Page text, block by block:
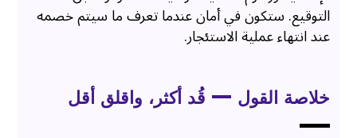
التوقيع. ستكون في أمان عندما تعرف ما سيتم خصمه
عند انتهاء عملية الاستئجار.
خلاصة القول — قُد أكثر، واقلق أقل